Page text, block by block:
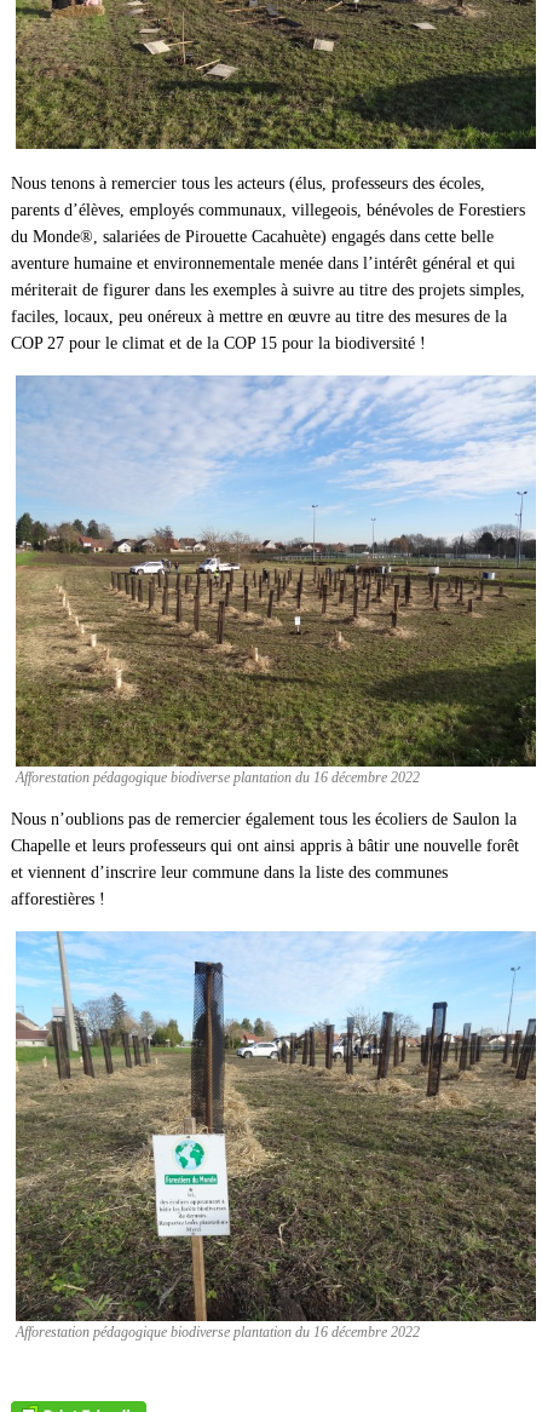
Nous tenons à remercier tous les acteurs (élus, professeurs des écoles,
parents d’élèves, employés communaux, villegeois, bénévoles de Forestiers
du Monde®, salariées de Pirouette Cacahuète) engagés dans cette belle
aventure humaine et environnementale menée dans l’intérêt général et qui
mériterait de figurer dans les exemples à suivre au titre des projets simples,
faciles, locaux, peu onéreux à mettre en œuvre au titre des mesures de la
COP 27 pour le climat et de la COP 15 pour la biodiversité !
Afforestation pédagogique biodiverse plantation du 16 décembre 2022
Nous n’oublions pas de remercier également tous les écoliers de Saulon la
Chapelle et leurs professeurs qui ont ainsi appris à bâtir une nouvelle forêt
et viennent d’inscrire leur commune dans la liste des communes
afforestières !
Afforestation pédagogique biodiverse plantation du 16 décembre 2022